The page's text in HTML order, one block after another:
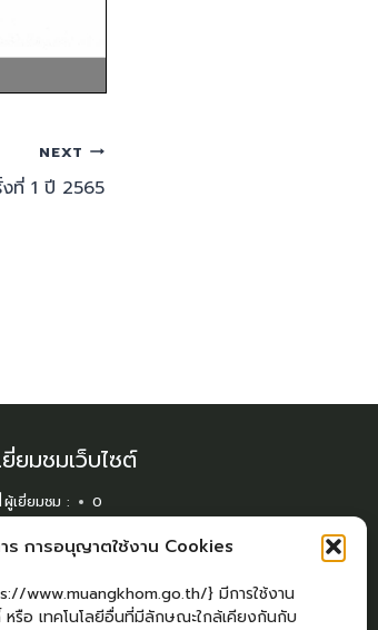
ร การอนุญาตใช้งาน Cookies
www.muangkhom.go.th/} มีการใช้งาน
หรือ เทคโนโลยีอื่นที่มีลักษณะใกล้เคียงกันกับ
NEXT
ที่ 1 ปี 2565
ยี่ยมชมเว็บไซต์
ผู้เยี่ยมชม : 0